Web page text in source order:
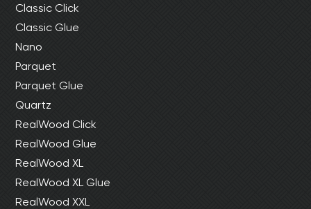
Classic Click
Classic Glue
Nano
Parquet
Parquet Glue
Quartz
RealWood Click
RealWood Glue
RealWood XL
RealWood XL Glue
RealWood XXL